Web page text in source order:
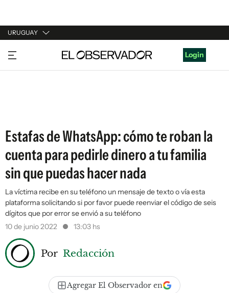
URUGUAY
URUGUAY
ARGENTINA
Login
Estafas de WhatsApp: cómo te roban la
cuenta para pedirle dinero a tu familia
sin que puedas hacer nada
La víctima recibe en su teléfono un mensaje de texto o vía esta
plataforma solicitando si por favor puede reenviar el código de seis
dígitos que por error se envió a su teléfono
10 de junio 2022
13:03 hs
Por Redacción
Agregar El Observador en